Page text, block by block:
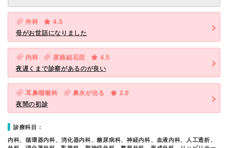
外科
4.5
母がお世話になりました
内科 尿路結石症
4.5
夜遅くまで診察があるのが良い
耳鼻咽喉科 鼻水が出る
2.0
夜間の初診
診療科目：
内科、循環器内科、消化器内科、糖尿病科、神経内科、血液内科、人工透析、